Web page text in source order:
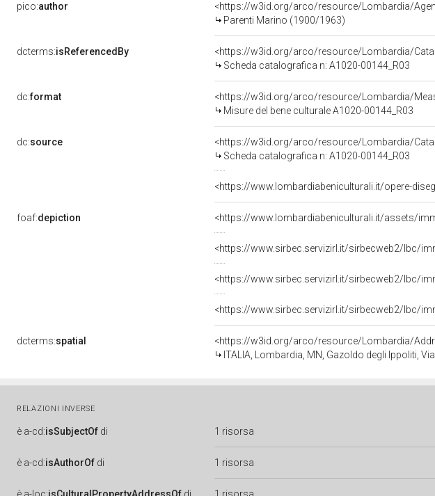
pico:author
<https://w3id.org/arco/resource/Lombardia/
Parenti Marino (1900/1963)
dcterms:isReferencedBy
<https://w3id.org/arco/resource/Lombardia/
Scheda catalografica n: A1020-00144_R03
dc:format
<https://w3id.org/arco/resource/Lombardia/
Misure del bene culturale A1020-00144_R03
dc:source
<https://w3id.org/arco/resource/Lombardia/
Scheda catalografica n: A1020-00144_R03
<https://www.lombardiabeniculturali.it/opere-
foaf:depiction <https://www.lombardiabeniculturali.it/assets/
<https://www.sirbec.servizirl.it/sirbecweb2/lbc/
<https://www.sirbec.servizirl.it/sirbecweb2/lbc/
<https://www.sirbec.servizirl.it/sirbecweb2/lbc/
dcterms:spatial
<https://w3id.org/arco/resource/Lombardia/
ITALIA, Lombardia, MN, Gazoldo degli Ippoliti,
RELAZIONI INVERSE
è a-cd:isSubjectOf di 1 risorsa
è a-cd:isAuthorOf di 1 risorsa